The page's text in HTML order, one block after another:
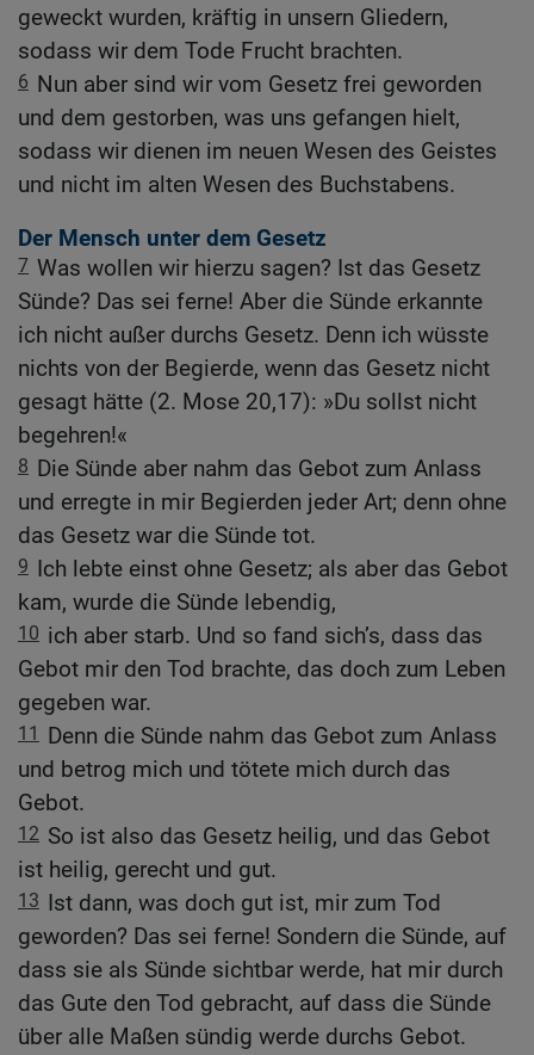
geweckt wurden, kräftig in unsern Gliedern,
sodass wir dem Tode Frucht brachten.
6 Nun aber sind wir vom Gesetz frei geworden
und dem gestorben, was uns gefangen hielt,
sodass wir dienen im neuen Wesen des Geistes
und nicht im alten Wesen des Buchstabens.
Der Mensch unter dem Gesetz
7 Was wollen wir hierzu sagen? Ist das Gesetz
Sünde? Das sei ferne! Aber die Sünde erkannte
ich nicht außer durchs Gesetz. Denn ich wüsste
nichts von der Begierde, wenn das Gesetz nicht
gesagt hätte (2. Mose 20,17): »Du sollst nicht
begehren!«
8 Die Sünde aber nahm das Gebot zum Anlass
und erregte in mir Begierden jeder Art; denn ohne
das Gesetz war die Sünde tot.
9 Ich lebte einst ohne Gesetz; als aber das Gebot
kam, wurde die Sünde lebendig,
10 ich aber starb. Und so fand sich’s, dass das
Gebot mir den Tod brachte, das doch zum Leben
gegeben war.
11
Denn die Sünde nahm das Gebot zum Anlass
und betrog mich und tötete mich durch das
Gebot.
12 So ist also das Gesetz heilig, und das Gebot
ist heilig, gerecht und gut.
13 Ist dann, was doch gut ist, mir zum Tod
geworden? Das sei ferne! Sondern die Sünde, auf
dass sie als Sünde sichtbar werde, hat mir durch
das Gute den Tod gebracht, auf dass die Sünde
über alle Maßen sündig werde durchs Gebot.